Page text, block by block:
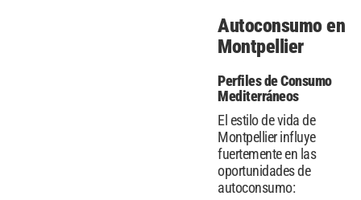
Autoconsumo en
Montpellier
Perfiles de Consumo
Mediterráneos
El estilo de vida de
Montpellier influye
fuertemente en las
oportunidades de
autoconsumo: